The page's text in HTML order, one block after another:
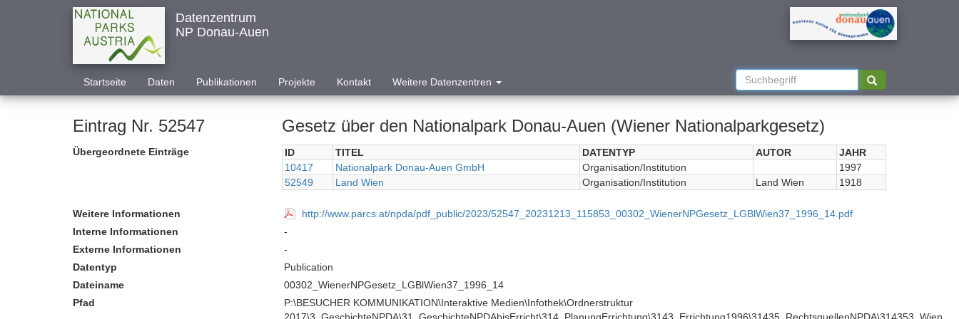
Datenzentrum
NP Donau-Auen
Startseite Daten Publikationen Projekte Kontakt Weitere Datenzentren
Eintrag Nr. 52547 Gesetz über den Nationalpark Donau-Auen (Wiener Nationalparkgesetz)
Übergeordnete Einträge ID TITEL DATENTYP AUTOR
JAHR
10417
Nationalpark Donau-Auen GmbH Organisation/Institution
1997
52549
Land Wien Organisation/Institution Land Wien 1918
Weitere Informationen
http://www.parcs.at/npda/pdf_public/2023/52547_20231213_115853_00302_WienerNPGesetz_LGBlWien37_1996_14.pdf
Interne Informationen
-
Externe Informationen
-
Datentyp
Publication
Dateiname
00302_WienerNPGesetz_LGBlWien37_1996_14
Pfad
P:\BESUCHER KOMMUNIKATION\Interaktive Medien\Infothek\Ordnerstruktur